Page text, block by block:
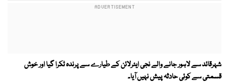
شہرقائد سے لاہور جانے والے نجی ایئرلائن کے طیارے سے پرندہ ٹکرا گیا اور خوش
قسمتی سے کوئی حادثہ پیش نہیں آیا۔